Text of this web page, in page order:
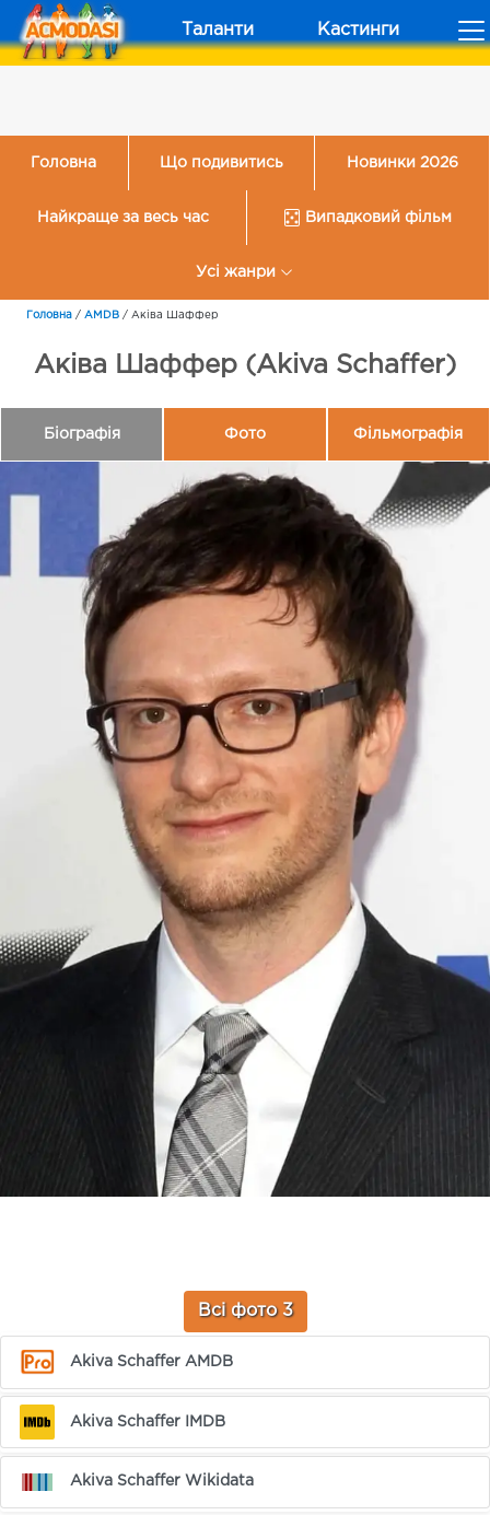
Таланти Кастинги
Головна Що подивитись Новинки 2026
Найкраще за весь час Випадковий фільм
Усі жанри
Головна / AMDB / Аківа Шаффер
Аківа Шаффер (Akiva Schaffer)
Біографія Фото Фільмографія
Всі фото 3
Akiva Schaffer AMDB
Akiva Schaffer IMDB
Akiva Schaffer Wikidata